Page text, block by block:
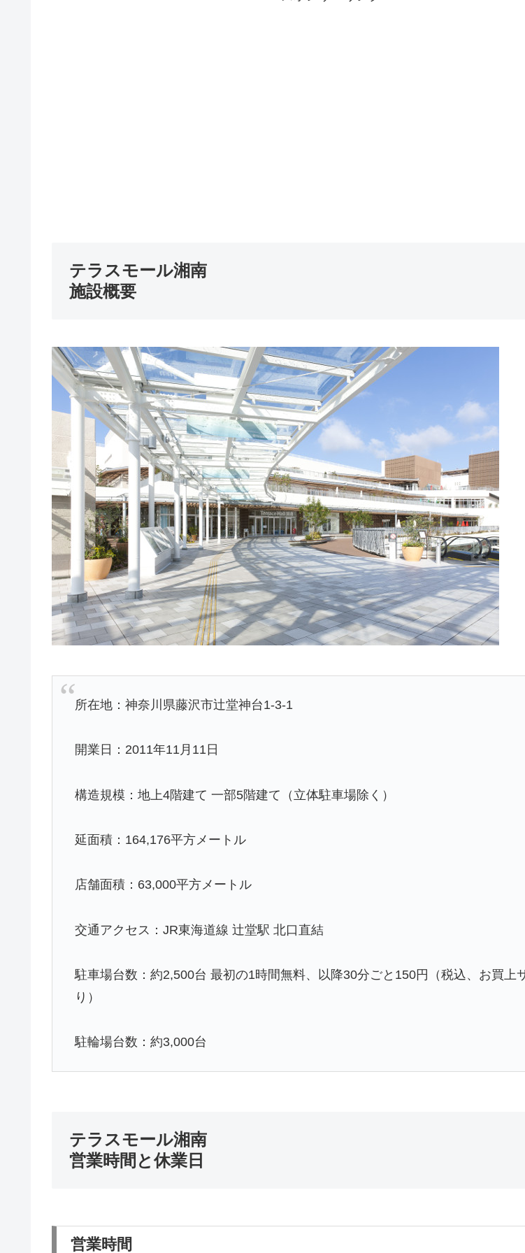
テラスモール湘南
施設概要
所在地：神奈川県藤沢市辻堂神台1-3-1
開業日：2011年11月11日
構造規模：地上4階建て 一部5階建て（立体駐車場除く）
延面積：164,176平方メートル
店舗面積：63,000平方メートル
交通アクセス：JR東海道線 辻堂駅 北口直結
駐車場台数：約2,500台 最初の1時間無料、以降30分ごと150円（税込、お買上
り）
駐輪場台数：約3,000台
テラスモール湘南
営業時間と休業日
営業時間